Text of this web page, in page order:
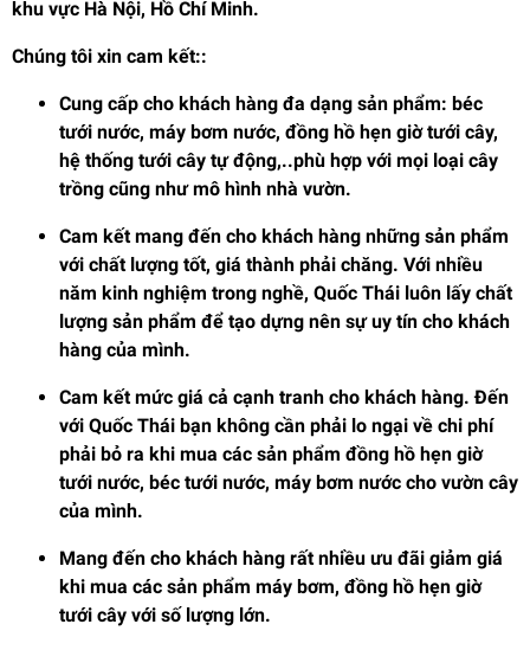
khu vực Hà Nội, Hồ Chí Minh.
Chúng tôi xin cam kết::
Cung cấp cho khách hàng đa dạng sản phẩm: béc
tưới nước, máy bơm nước, đồng hồ hẹn giờ tưới cây,
hệ thống tưới cây tự động,..phù hợp với mọi loại cây
trồng cũng như mô hình nhà vườn.
Cam kết mang đến cho khách hàng những sản phẩm
với chất lượng tốt, giá thành phải chăng. Với nhiều
năm kinh nghiệm trong nghề, Quốc Thái luôn lấy chất
lượng sản phẩm để tạo dựng nên sự uy tín cho khách
hàng của mình.
Cam kết mức giá cả cạnh tranh cho khách hàng. Đến
với Quốc Thái bạn không cần phải lo ngại về chi phí
phải bỏ ra khi mua các sản phẩm đồng hồ hẹn giờ
tưới nước, béc tưới nước, máy bơm nước cho vườn cây
của mình.
Mang đến cho khách hàng rất nhiều ưu đãi giảm giá
khi mua các sản phẩm máy bơm, đồng hồ hẹn giờ
tưới cây với số lượng lớn.